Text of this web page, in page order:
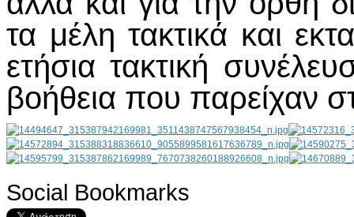
τα μέλη τακτικά και
ετήσια τακτική
βοήθεια που παρείχαν
AdmirorGallery 4.5.0, author/s Vasiljevski& Kekeljevic
Social Bookmarks